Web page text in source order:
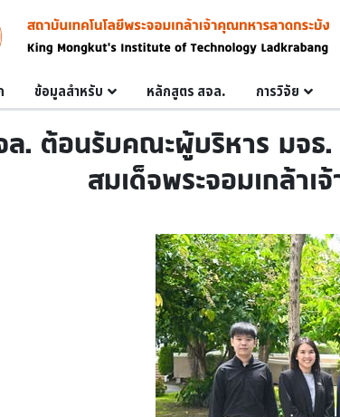
Image
navigation
ข้อมูลสำหรับ หลักสูตร สจล. การวิจัย
ล. ต้อนรับคณะผู้บริหาร มจธ.
สมเด็จพระจอมเกล้า